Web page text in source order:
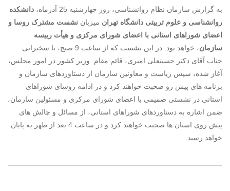
به گزارش سازمان نظام روانشناسی، روز چهارشنبه 25 آذرماه،
دانشکده
روانشناسی و علوم تربیتی دانشگاه تهران میزبان نشست مشترک روسا و
اعضای شوراهای استانی با اعضای شورای مرکزی و هیأت رییسه
سازمان
، خواهد بود. در این نشست که از ساعت 9 صبح، با سخنرانی
جناب آقای دکتر حسینعلی امیری، قائم مقام وزیر کشور در امور مجلس،
آغاز شده، سپس ریاست و معاونین سازمان از دستاوردهای سازمان و
برنامه­ های پیش رو صحبت خواهند کرد و در ادامه روسای شوراهای
استانی در نشستی صمیمی با اعضای شورای مرکزی و مسئولین سازمان،
ضمن اشاره به دستاوردهای شوراهای استانی، از مسائل و چالش­ های
پیش روی استان ها صحبت خواهند کرد و در ساعت 4 بعد از ظهر به پایان
خواهد رسید.